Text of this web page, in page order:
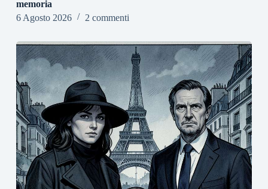
memoria
6 Agosto 2026
2 commenti